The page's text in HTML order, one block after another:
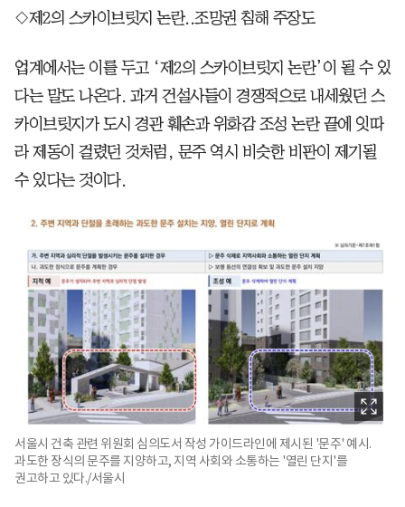
◇제2의 스카이브릿지 논란..조망권 침해 주장도
업계에서는 이를 두고 ‘제2의 스카이브릿지 논란’이 될 수 있
다는 말도 나온다. 과거 건설사들이 경쟁적으로 내세웠던 스
카이브릿지가 도시 경관 훼손과 위화감 조성 논란 끝에 잇따
라 제동이 걸렸던 것처럼, 문주 역시 비슷한 비판이 제기될
수 있다는 것이다.
서울시 건축 관련 위원회 심의도서 작성 가이드라인에 제시된 '문주' 예시.
과도한 장식의 문주를 지양하고, 지역 사회와 소통하는 '열린 단지'를
권고하고 있다./서울시